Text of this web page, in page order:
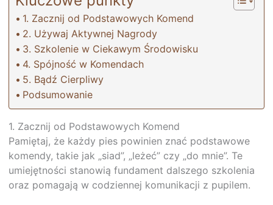
1. Zacznij od Podstawowych Komend
2. Używaj Aktywnej Nagrody
3. Szkolenie w Ciekawym Środowisku
4. Spójność w Komendach
5. Bądź Cierpliwy
Podsumowanie
1. Zacznij od Podstawowych Komend
Pamiętaj, że każdy pies powinien znać podstawowe
komendy, takie jak „siad”, „leżeć” czy „do mnie”. Te
umiejętności stanowią fundament dalszego szkolenia
oraz pomagają w codziennej komunikacji z pupilem.